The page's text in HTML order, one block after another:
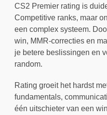
CS2 Premier rating is
Competitive ranks, maar
een complex systeem.
win, MMR-correcties en
je betere beslissingen en
random.
Rating groeit het hardst
fundamentals,
één uitschieter van een